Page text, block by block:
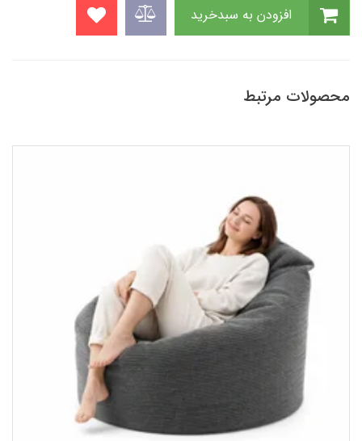
محصولات مرتبط